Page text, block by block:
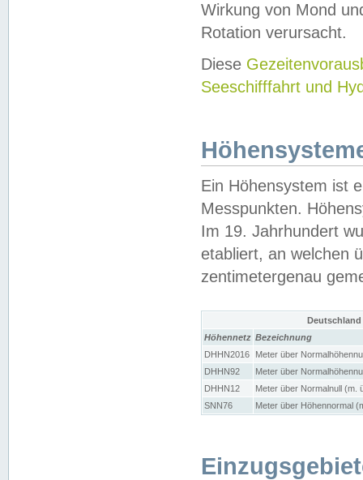
Wirkung von Mond
Rotation verursacht.
Diese
Seeschifffahrt und
Ein Höhensystem ist
Messpunkten.
Im 19. Jahrhundert
etabliert, an welchen
zentimetergenau
Höhennetz Bezeichnung
DHHN2016
Meter über
DHHN92
Meter über
DHHN12
Meter über Normalnull (m.
SNN76
Meter über Höhennormal